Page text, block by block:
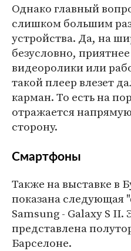
Однако главный
слишком большим
устройства. Да, на
безусловно,
видеоролики или
такой плеер влезет
карман. То есть на
отражается
сторону.
Смартфоны
Также на выставке в
показана следующая
Samsung - Galaxy S
представлена
Барселоне.